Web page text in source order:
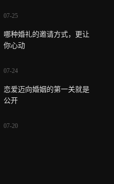
07-25
哪种婚礼的邀请方式，更让
你心动
07-24
恋爱迈向婚姻的第一关就是
公开
07-20